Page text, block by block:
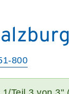
800